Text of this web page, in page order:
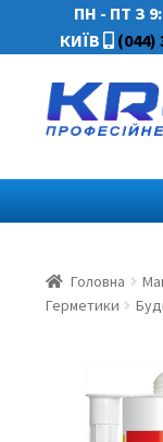
ПН - ПТ З
КИЇВ
(044)
Головна
Герметики